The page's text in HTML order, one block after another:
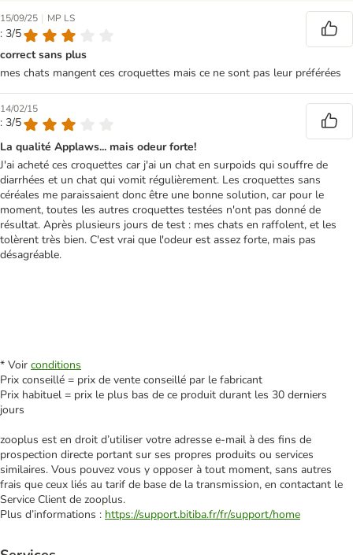
15/09/25 | MP LS
: 3/5
correct sans plus
mes chats mangent ces croquettes mais ce ne sont pas leur préférées
14/02/15
: 3/5
La qualité Applaws... mais odeur forte!
J'ai acheté ces croquettes car j'ai un chat en surpoids qui souffre de
diarrhées et un chat qui vomit régulièrement. Les croquettes sans
céréales me paraissaient donc être une bonne solution, car pour le
moment, toutes les autres croquettes testées n'ont pas donné de
résultat. Après plusieurs jours de test : mes chats en raffolent, et les
tolèrent très bien. C'est vrai que l'odeur est assez forte, mais pas
désagréable.
* Voir conditions
Prix conseillé = prix de vente conseillé par le fabricant
Prix habituel = prix le plus bas de ce produit durant les 30 derniers
jours
zooplus est en droit d’utiliser votre adresse e‑mail à des fins de
prospection directe portant sur ses propres produits ou services
similaires. Vous pouvez vous y opposer à tout moment, sans autres
frais que ceux liés au tarif de base de la transmission, en contactant le
Service Client de zooplus.
Plus d’informations : https://support.bitiba.fr/fr/support/home